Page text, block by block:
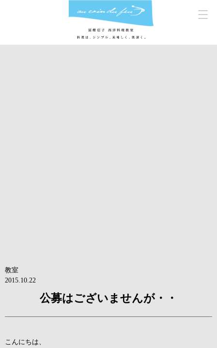
教室
2015.10.22
公募はございませんが・・
こんにちは、